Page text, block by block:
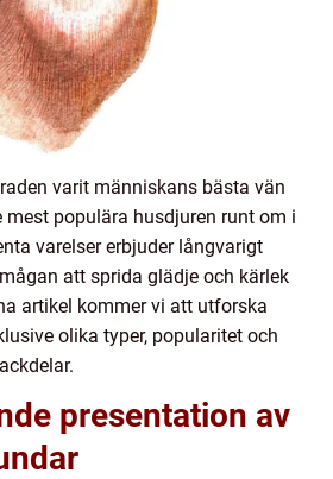
varit människans bästa vän
mest populära husdjuren runt om i
varelser erbjuder långvarigt
att sprida glädje och kärlek
artikel kommer vi att utforska
olika typer, popularitet och
presentation av